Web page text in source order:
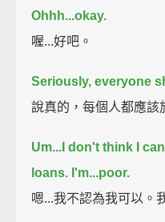
Ohhh...okay.
喔...好吧。
Seriously, everyone
說真的，每個人都應該
Um...I don't think I
loans. I'm...poor.
嗯...我不認為我可以。